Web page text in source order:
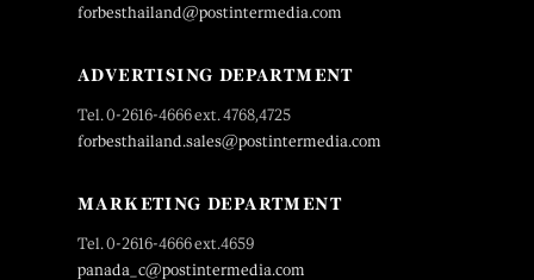
forbesthailand@postintermedia.com
ADVERTISING DEPARTMENT
Tel. 0-2616-4666 ext. 4768,4725
forbesthailand.sales@postintermedia.com
MARKETING DEPARTMENT
Tel. 0-2616-4666 ext.4659
panada_c@postintermedia.com